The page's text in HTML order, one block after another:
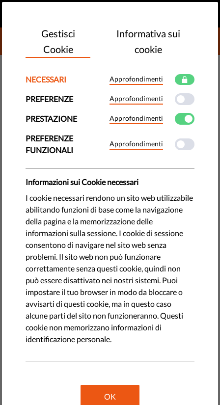
DONATE TO LIBERTIES
European Values Instrument –
Domande e risposte
Vuoi sapere perché l'UE dovrebbe creare un fondo per le
libertà in sostegno alle organizzazioni per i diritti e la
democrazia in Europa? Leggi!
by LibertiesEU
Perché abbiamo bisogno delle organizzazioni che
promuovono diritti e democrazia?
Chiunque vuole ospedali che funzionano, giusto? E scuole
decenti per istruire le generazioni future? E poliziotti ben
formati per proteggere le nostre comunità? Ovviamente sì.
E vogliamo anche un governo che agisca nell'interesse
pubblico e che tenga le mani lontano dalle nostre libertà.
Ma affinché tutto ciò possa avvenire, abbiamo bisogno che
le organizzazioni impegnate nella promozione dei diritti e
della democrazia siano adeguatamente finanziate.
legge da parte dei governi. Informano l'opinione pubblica
su come le leggi e le politiche possono avere conseguenze
Gestisci
Cookie
Informativa sui
cookie
NECESSARI Approfondimenti
PREFERENZE Approfondimenti
PRESTAZIONE Approfondimenti
PREFERENZE
FUNZIONALI
Approfondimenti
Informazioni sui Cookie necessari
I cookie necessari rendono un sito web utilizzabile
abilitando funzioni di base come la navigazione
della pagina e la memorizzazione delle
informazioni sulla sessione. I cookie di sessione
consentono di navigare nel sito web senza
problemi. Il sito web non può funzionare
correttamente senza questi cookie, quindi non
può essere disattivato nei nostri sistemi. Puoi
impostare il tuo browser in modo da bloccare o
avvisarti di questi cookie, ma in questo caso
alcune parti del sito non funzioneranno. Questi
cookie non memorizzano informazioni di
identificazione personale.
OK